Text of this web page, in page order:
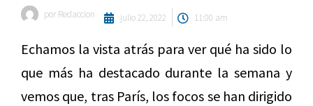
por Redaccion julio 22, 2022 11:00 am
Echamos la vista atrás para ver qué ha sido lo
que más ha destacado durante la semana y
vemos que, tras París, los focos se han dirigido